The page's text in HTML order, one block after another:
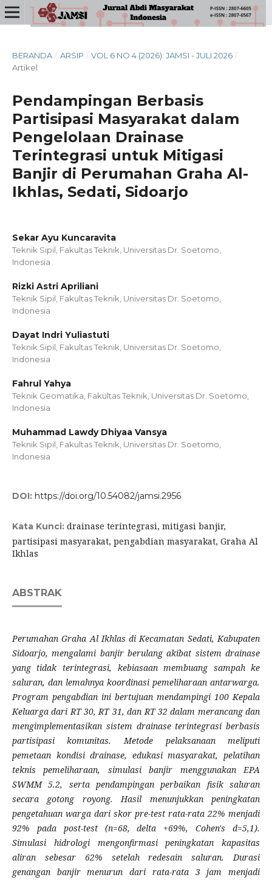
BERANDA / ARSIP / VOL 6 NO 4 (2026): JAMSI - JULI 2026 /
Artikel
Pendampingan Berbasis
Partisipasi Masyarakat dalam
Pengelolaan Drainase
Terintegrasi untuk Mitigasi
Banjir di Perumahan Graha Al-
Ikhlas, Sedati, Sidoarjo
Sekar Ayu Kuncaravita
Teknik Sipil, Fakultas Teknik, Universitas Dr. Soetomo,
Indonesia
Rizki Astri Apriliani
Teknik Sipil, Fakultas Teknik, Universitas Dr. Soetomo,
Indonesia
Dayat Indri Yuliastuti
Teknik Sipil, Fakultas Teknik, Universitas Dr. Soetomo,
Indonesia
Fahrul Yahya
Teknik Geomatika, Fakultas Teknik, Universitas Dr. Soetomo,
Indonesia
Muhammad Lawdy Dhiyaa Vansya
Teknik Sipil, Fakultas Teknik, Universitas Dr. Soetomo,
Indonesia
DOI: https://doi.org/10.54082/jamsi.2956
Kata Kunci: drainase terintegrasi, mitigasi banjir,
partisipasi masyarakat, pengabdian masyarakat, Graha Al
Ikhlas
ABSTRAK
Perumahan Graha Al Ikhlas di Kecamatan Sedati, Kabupaten
Sidoarjo, mengalami banjir berulang akibat sistem drainase
yang tidak terintegrasi, kebiasaan membuang sampah ke
saluran, dan lemahnya koordinasi pemeliharaan antarwarga.
Program pengabdian ini bertujuan mendampingi 100 Kepala
Keluarga dari RT 30, RT 31, dan RT 32 dalam merancang dan
mengimplementasikan sistem drainase terintegrasi berbasis
partisipasi komunitas. Metode pelaksanaan meliputi
pemetaan kondisi drainase, edukasi masyarakat, pelatihan
teknis pemeliharaan, simulasi banjir menggunakan EPA
SWMM 5.2, serta pendampingan perbaikan fisik saluran
secara gotong royong. Hasil menunjukkan peningkatan
pengetahuan warga dari skor pre-test rata-rata 22% menjadi
92% pada post-test (n=68, delta +69%, Cohen's d=5,1).
Simulasi hidrologi mengonfirmasi peningkatan kapasitas
aliran sebesar 62% setelah redesain saluran. Durasi
genangan banjir menurun dari rata-rata 3 jam menjadi